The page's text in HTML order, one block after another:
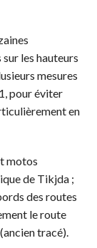
les hauteurs
mesures
pour éviter
en
motos
de Tikjda ;
des routes
le route
tracé).